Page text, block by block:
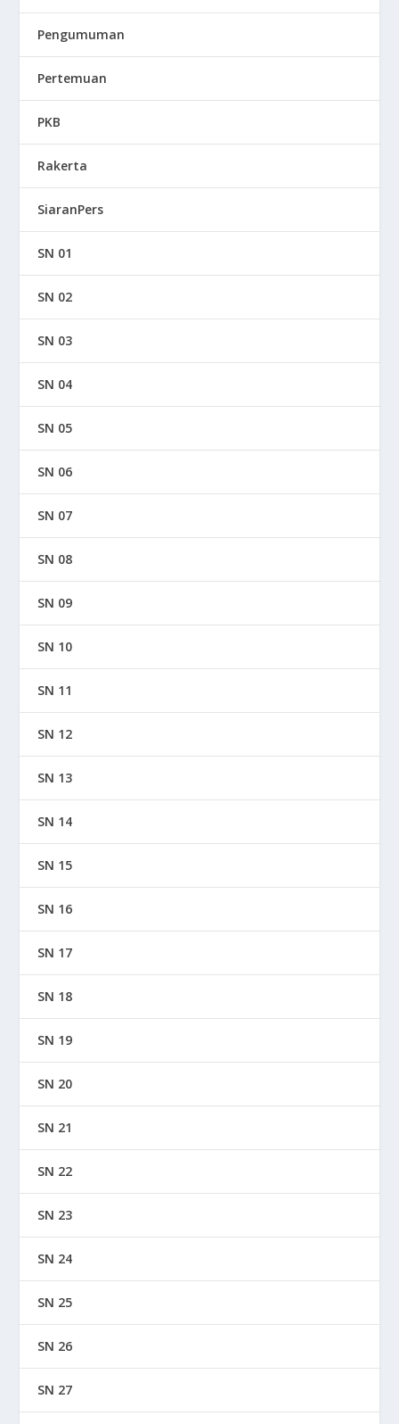
Pengumuman
Pertemuan
PKB
Rakerta
SiaranPers
SN 01
SN 02
SN 03
SN 04
SN 05
SN 06
SN 07
SN 08
SN 09
SN 10
SN 11
SN 12
SN 13
SN 14
SN 15
SN 16
SN 17
SN 18
SN 19
SN 20
SN 21
SN 22
SN 23
SN 24
SN 25
SN 26
SN 27